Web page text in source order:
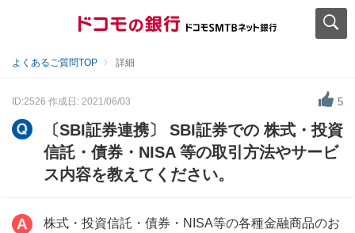
よくあるご質問TOP 詳細
ID:2526 作成日: 2021/06/03 5
〔SBI証券連携〕 SBI証券での 株式・投資
信託・債券・NISA 等の取引方法やサービ
ス内容を教えてください。
株式・投資信託・債券・NISA等の各種金融商品のお